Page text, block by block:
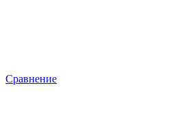
Сравнение